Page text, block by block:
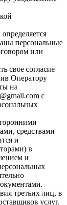
персональные
или
свое согласие
Оператору
на
с
средствами
и
в
и
третьих лиц, в
услуг.